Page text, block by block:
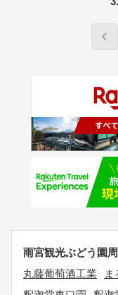
雨宮観光ぶどう園
丸藤葡萄酒工業